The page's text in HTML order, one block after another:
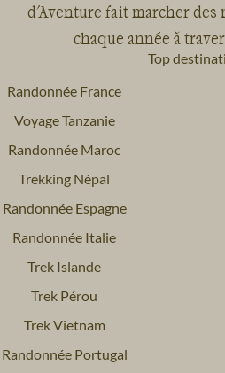
d'Aventure fait marcher des
chaque année à
Top
Randonnée France
Voyage Tanzanie
Randonnée Maroc
Trekking Népal
Randonnée Espagne
Randonnée Italie
Trek Islande
Trek Pérou
Trek Vietnam
Randonnée Portugal